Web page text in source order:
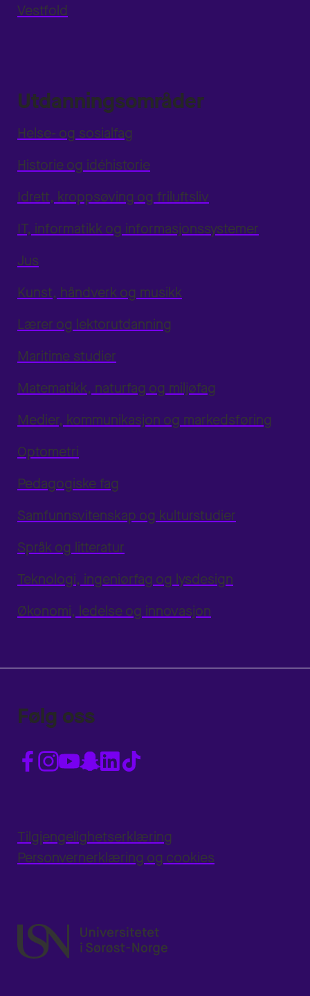
Vestfold
Utdanningsområder
Helse- og sosialfag
Historie og idéhistorie
Idrett, kroppsøving og friluftsliv
IT, informatikk og informasjonssystemer
Jus
Kunst, håndverk og musikk
Lærer og lektorutdanning
Maritime studier
Matematikk, naturfag og miljøfag
Medier, kommunikasjon og markedsføring
Optometri
Pedagogiske fag
Samfunnsvitenskap og kulturstudier
Språk og litteratur
Teknologi, ingeniørfag og lysdesign
Økonomi, ledelse og innovasjon
Følg oss
Tilgjengelighetserklæring
Personvernerklæring og cookies